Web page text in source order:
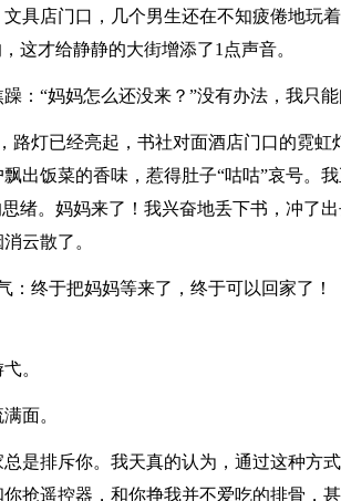
具店门口，几个男生还在不知疲倦地玩
这才给静静的大街增添了1点声音。
：“妈妈怎么还没来？”没有办法，我只能
路灯已经亮起，书社对面酒店门口的霓虹
出饭菜的香味，惹得肚子“咕咕”哀号。
绪。妈妈来了！我兴奋地丢下书，冲了
云散了。
：终于把妈妈等来了，终于可以回家了！
。
面。
是排斥你。我天真的认为，通过这种方
你抢遥控器，和你挣我并不爱吃的排骨